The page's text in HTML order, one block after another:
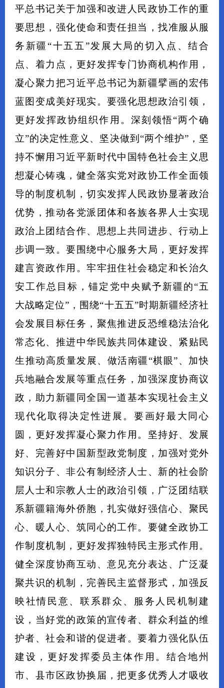
平总书记关于加强和改进人民政协工作的重
要思想，强化使命和责任担当，找准服从服
务新疆“十五五”发展大局的切入点、结合
点、着力点，更好发挥专门协商机构作用，
凝心聚力把习近平总书记为新疆擘画的宏伟
蓝图变成美好现实。要强化思想政治引领，
更好发挥政协组织作用。深刻领悟“两个确
立”的决定性意义、坚决做到“两个维护”，坚
持不懈用习近平新时代中国特色社会主义思
想凝心铸魂，健全落实党对政协工作全面领
导的制度机制，切实发挥人民政协显著政治
优势，推动各党派团体和各族各界人士实现
政治上团结合作、思想上共同进步、行动上
步调一致。要围绕中心服务大局，更好发挥
建言资政作用。牢牢扭住社会稳定和长治久
安工作总目标，锚定党中央赋予新疆的“五
大战略定位”，围绕“十五五”时期新疆经济社
会发展目标任务，聚焦推进反恐维稳法治化
常态化、推进中华民族共同体建设、紧贴民
生推动高质量发展、做活南疆“棋眼”、加快
兵地融合发展等重点任务，加强深度协商议
政，助力新疆同全国一道基本实现社会主义
现代化取得决定性进展。要画好最大同心
圆，更好发挥凝心聚力作用。坚持好、发展
好、完善好中国新型政党制度，加强对党外
知识分子、非公有制经济人士、新的社会阶
层人士和宗教人士的政治引领，广泛团结联
系新疆籍海外侨胞，扎实做好强信心、聚民
心、暖人心、筑同心的工作。要健全政协工
作制度机制，更好发挥独特民主形式作用。
健全深度协商互动、意见充分表达、广泛凝
聚共识的机制，完善民主监督形式，加强反
映社情民意、联系群众、服务人民机制建
设，当好党的政策的宣传者、群众利益的维
护者、社会和谐的促进者。要着力强化队伍
建设，更好发挥委员主体作用。结合地州
市、县市区政协换届，把更多优秀人才吸收